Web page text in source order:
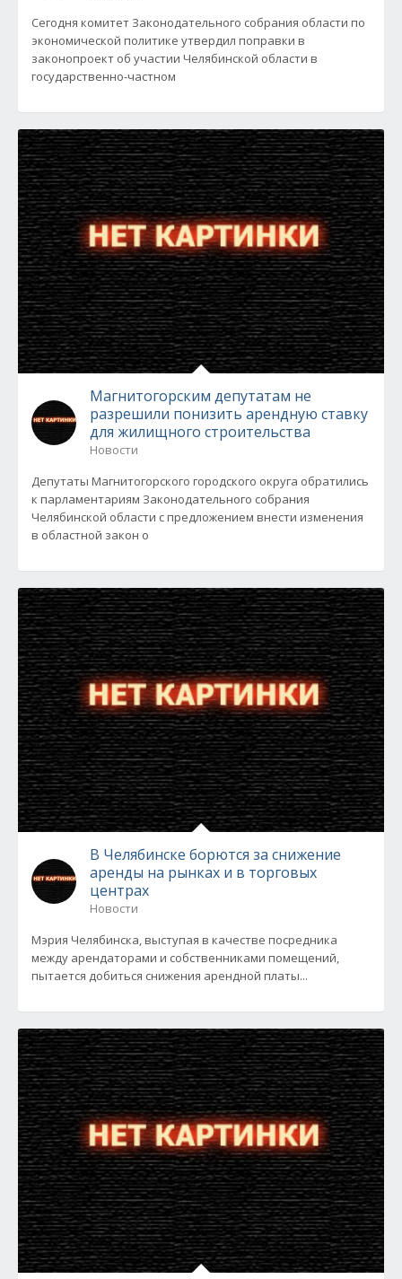
Сегодня комитет Законодательного собрания области по
экономической политике утвердил поправки в
законопроект об участии Челябинской области в
государственно-частном
Магнитогорским депутатам не
разрешили понизить арендную ставку
для жилищного строительства
Новости
Депутаты Магнитогорского городского округа обратились
к парламентариям Законодательного собрания
Челябинской области с предложением внести изменения
в областной закон о
В Челябинске борются за снижение
аренды на рынках и в торговых
центрах
Новости
Мэрия Челябинска, выступая в качестве посредника
между арендаторами и собственниками помещений,
пытается добиться снижения арендной платы...